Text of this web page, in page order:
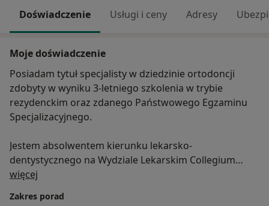
Doświadczenie Usługi i ceny Adresy
Moje doświadczenie
Posiadam tytuł specjalisty w dziedzinie ortodoncji
zdobyty w wyniku 3-letniego szkolenia w trybie
rezydenckim oraz zdanego Państwowego Egzaminu
Specjalizacyjnego.
Jestem absolwentem kierunku lekarsko-
dentystycznego na Wydziale Lekarskim Collegium
Medicum Uniwersytetu Jagiellońskiego w Krakowie.
Śląskiego Uniwersytetu Medycznego jako Asystent w
więcej
Zakres porad